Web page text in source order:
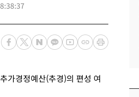
가경정예산(추경)의 편성 여